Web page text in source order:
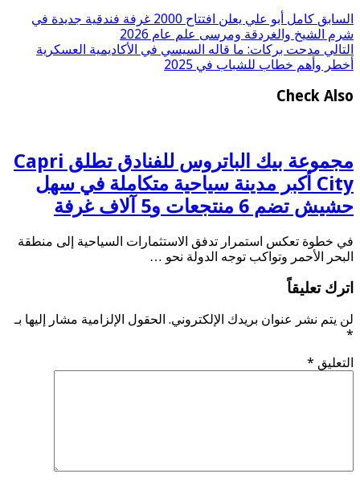
السابق
كامل أبو علي يعلن افتتاح 2000 غرفة فندقية جديدة في
شرم الشيخ والغردقة ومرسى علم عام 2026
التالي مدحت بركات: ما قاله السيسي في الأكاديمية العسكرية
أخطر وأهم خطاب للشباب في 2025
Check Also
مجموعة بيك الباتروس للفنادق تطلق Capri
City أكبر مدينة سياحية متكاملة في سهل
حشيش تضم 6 منتجعات و5 آلاف غرفة
في خطوة تعكس استمرار تدفق الاستثمارات السياحية إلى منطقة
البحر الأحمر وتواكب توجه الدولة نحو …
اترك تعليقاً
لن يتم نشر عنوان بريدك الإلكتروني. الحقول الإلزامية مشار إليها بـ
*
التعليق *